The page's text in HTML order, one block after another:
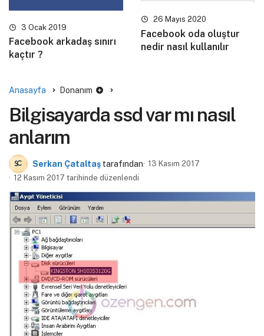
3 Ocak 2019
Facebook arkadaş sınırı
kaçtır ?
26 Mayıs 2020
Facebook oda oluştur
nedir nasıl kullanılır
Anasayfa Donanım
Bilgisayarda ssd var mı nasıl
anlarım
Serkan Çataltaş tarafından
13 Kasım 2017
12 Kasım 2017 tarihinde düzenlendi